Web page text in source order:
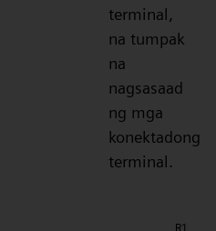
terminal,
na tumpak
na
nagsasaad
ng mga
konektadong
terminal.